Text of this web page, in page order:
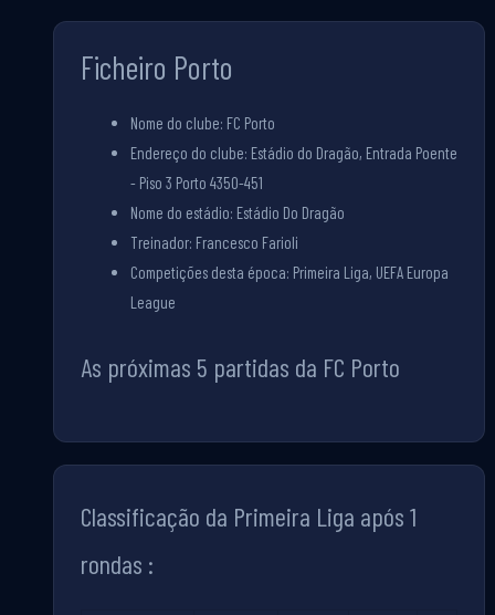
Ficheiro Porto
Nome do clube: FC Porto
Endereço do clube: Estádio do Dragão, Entrada Poente
- Piso 3 Porto 4350-451
Nome do estádio: Estádio Do Dragão
Treinador: Francesco Farioli
Competições desta época: Primeira Liga, UEFA Europa
League
As próximas 5 partidas da FC Porto
Classificação da Primeira Liga após 1
rondas :